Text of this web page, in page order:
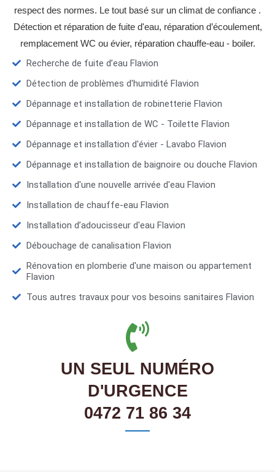
respect des normes. Le tout basé sur un climat de confiance .
Détection et réparation de fuite d'eau, réparation d’écoulement,
remplacement WC ou évier, réparation chauffe-eau - boiler.
Recherche de fuite d’eau Flavion
Détection de problèmes d'humidité Flavion
Dépannage et installation de robinetterie Flavion
Dépannage et installation de WC - Toilette Flavion
Dépannage et installation d'évier - Lavabo Flavion
Dépannage et installation de baignoire ou douche Flavion
Installation d'une nouvelle arrivée d'eau Flavion
Installation de chauffe-eau Flavion
Installation d’adoucisseur d'eau Flavion
Débouchage de canalisation Flavion
Rénovation en plomberie d'une maison ou appartement
Flavion
Tous autres travaux pour vos besoins sanitaires Flavion
UN SEUL NUMÉRO
D'URGENCE
0472 71 86 34